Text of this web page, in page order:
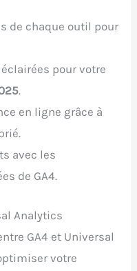
de chaque outil pour
pour votre
.
en ligne grâce à
avec les
de GA4.
Analytics
GA4 et Universal
votre